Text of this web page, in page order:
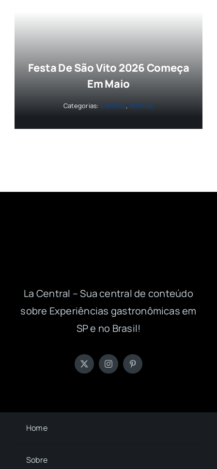
Festa De São Vito 2026 Começa
Em Maio
Categorias: Eventos, Notícias
La Central – Sua central de conteúdo
sobre Experiências gastronômicas em
SP e no Brasil!
Home
Sobre